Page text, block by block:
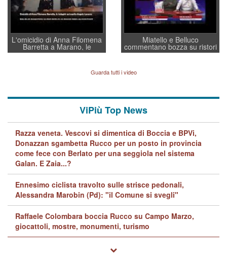
L'omicidio di Anna Filomena
Barretta a Marano, le
indagini dei carabinieri di
Lavarra: più avvincenti di
quelle di... Barbara D'Urso
Miatello e Belluco
commentano bozza su ristori
BPVi e Veneto Banca
Guarda tutti i video
ViPiù Top News
Razza veneta. Vescovi si dimentica di Boccia e BPVi,
Donazzan sgambetta Rucco per un posto in provincia
come fece con Berlato per una seggiola nel sistema
Galan. E Zaia...?
Ennesimo ciclista travolto sulle strisce pedonali,
Alessandra Marobin (Pd): "il Comune si svegli"
Raffaele Colombara boccia Rucco su Campo Marzo,
giocattoli, mostre, monumenti, turismo